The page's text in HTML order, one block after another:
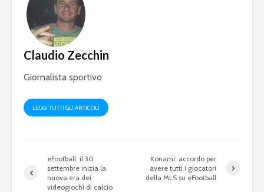
Claudio Zecchin
Giornalista sportivo
LEGGI TUTTI GLI ARTICOLI
eFootball: il 30
settembre inizia la
nuova era dei
videogiochi di calcio
Konami: accordo per
avere tutti i giocatori
della MLS su eFootball